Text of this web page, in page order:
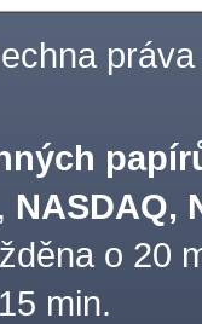
práva
, NASDAQ,
o 20
min.